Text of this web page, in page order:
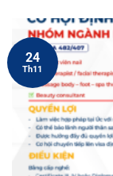
24
Th11